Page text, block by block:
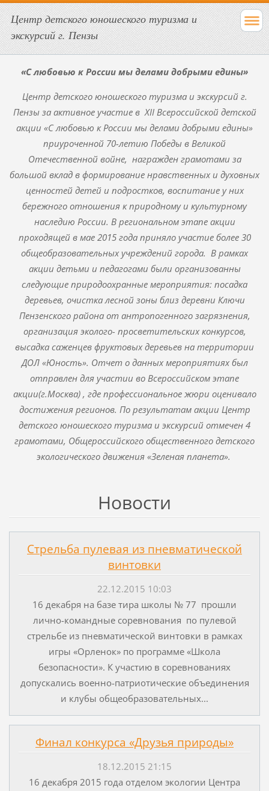
Центр детского юношеского туризма и
экскурсий г. Пензы
«С любовью к России мы делами добрыми едины»
Центр детского юношеского туризма и экскурсий г.
Пензы за активное участие в XII Всероссийской детской
акции «С любовью к России мы делами добрыми едины»
приуроченной 70-летию Победы в Великой
Отечественной войне, награжден грамотами за
большой вклад в формирование нравственных и духовных
ценностей детей и подростков, воспитание у них
бережного отношения к природному и культурному
наследию России. В региональном этапе акции
проходящей в мае 2015 года приняло участие более 30
общеобразовательных учреждений города. В рамках
акции детьми и педагогами были организованны
следующие природоохранные мероприятия: посадка
деревьев, очистка лесной зоны близ деревни Ключи
Пензенского района от антропогенного загрязнения,
организация эколого- просветительских конкурсов,
высадка саженцев фруктовых деревьев на территории
ДОЛ «Юность». Отчет о данных мероприятиях был
отправлен для участии во Всероссийском этапе
акции(г.Москва) , где профессиональное жюри оценивало
достижения регионов. По результатам акции Центр
детского юношеского туризма и экскурсий отмечен 4
грамотами, Общероссийского общественного детского
экологического движения «Зеленая планета».
Новости
Стрельба пулевая из пневматической
винтовки
22.12.2015 10:03
16 декабря на базе тира школы № 77 прошли
лично-командные соревнования по пулевой
стрельбе из пневматической винтовки в рамках
игры «Орленок» по программе «Школа
безопасности». К участию в соревнованиях
допускались военно-патриотические объединения
и клубы общеобразовательных...
Финал конкурса «Друзья природы»
18.12.2015 21:15
16 декабря 2015 года отделом экологии Центра